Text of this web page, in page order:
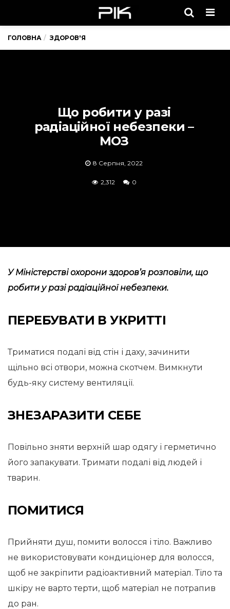
ГОЛОВНА ЗДОРОВ'Я
Що робити у разі
радіаційної небезпеки –
МОЗ
8 Серпня, 2022
2,312 0
У Міністерстві охорони здоров’я розповіли, що
робити у разі радіаційної небезпеки.
ПЕРЕБУВАТИ В УКРИТТІ
Триматися подалі від стін і даху, зачинити
щільно всі отвори, можна скотчем. Вимкнути
будь-яку систему вентиляції.
ЗНЕЗАРАЗИТИ СЕБЕ
Повільно зняти верхній шар одягу і герметично
його запакувати. Тримати подалі від людей і
тварин.
ПОМИТИСЯ
Прийняти душ, помити волосся і тіло. Важливо
не використовувати кондиціонер для волосся,
щоб не закріпити радіоактивний матеріал. Тіло та
шкіру не варто терти, щоб матеріал не потрапив
до ран.